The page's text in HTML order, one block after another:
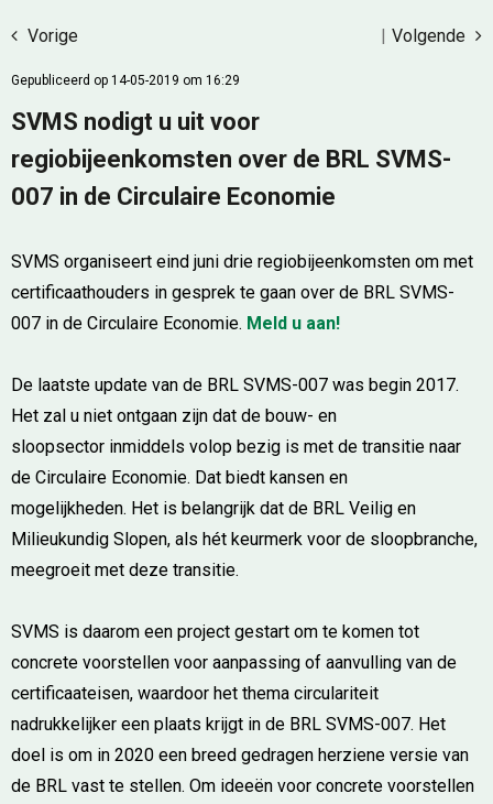
Volgende
|
Vorige
Gepubliceerd op 14-05-2019 om 16:29
SVMS nodigt u uit voor
regiobijeenkomsten over de BRL SVMS-
007 in de Circulaire Economie
SVMS organiseert eind juni drie regiobijeenkomsten om met
certificaathouders in gesprek te gaan over de BRL SVMS-
007 in de Circulaire Economie. Meld u aan!
De laatste update van de BRL SVMS-007 was begin 2017.
Het zal u niet ontgaan zijn dat de bouw- en
sloopsector inmiddels volop bezig is met de transitie naar
de Circulaire Economie. Dat biedt kansen en
mogelijkheden. Het is belangrijk dat de BRL Veilig en
Milieukundig Slopen, als hét keurmerk voor de sloopbranche,
meegroeit met deze transitie.
SVMS is daarom een project gestart om te komen tot
concrete voorstellen voor aanpassing of aanvulling van de
certificaateisen, waardoor het thema circulariteit
nadrukkelijker een plaats krijgt in de BRL SVMS-007. Het
doel is om in 2020 een breed gedragen herziene versie van
de BRL vast te stellen. Om ideeën voor concrete voorstellen